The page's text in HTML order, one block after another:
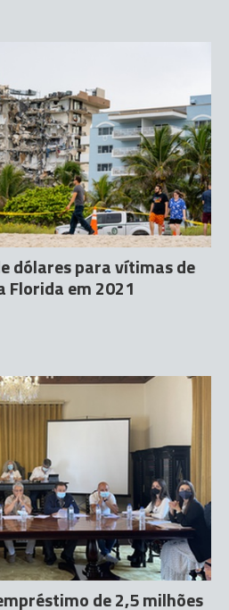
dólares para vítimas de
Florida em 2021
de 2,5 milhões